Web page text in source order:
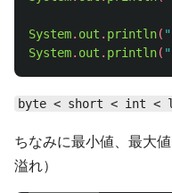
System. out . println(
System. out . println(
byte < short < int <
ちなみに最小値、最大
溢れ）